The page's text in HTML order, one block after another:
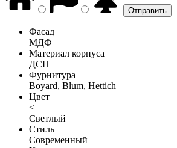
Фасад
МДФ
Материал корпуса
ДСП
Фурнитура
Boyard, Blum, Hettich
Цвет
<
Светлый
Стиль
Современный